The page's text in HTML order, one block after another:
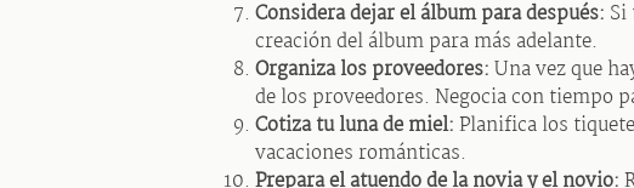
Considera dejar el álbum para después: Si
creación del álbum para más adelante.
Organiza los proveedores: Una vez que
de los proveedores. Negocia con tiempo
Cotiza tu luna de miel: Planifica los
vacaciones románticas.
Prepara el atuendo de la novia y el novio: